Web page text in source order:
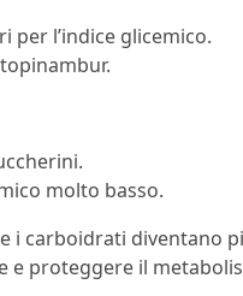
l’indice glicemico.
molto basso.
i carboidrati diventano
e proteggere il